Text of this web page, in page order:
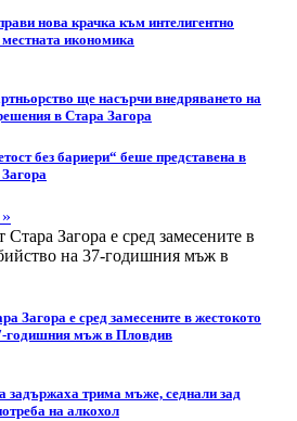
нова крачка към интелигентно
икономика
ще насърчи внедряването на
в Стара Загора
без бариери“ беше представена в
Загора е сред замесените в жестокото
годишния мъж в Пловдив
задържаха трима мъже, седнали зад
на алкохол